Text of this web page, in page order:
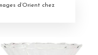
d’Orient chez